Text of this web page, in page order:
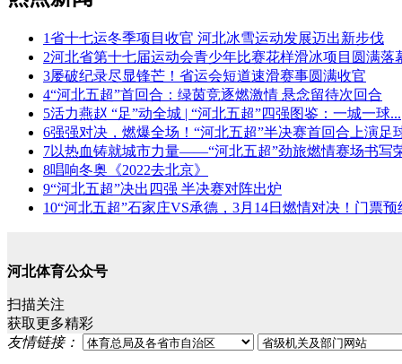
1省十七运冬季项目收官 河北冰雪运动发展迈出新步伐
2河北省第十七届运动会青少年比赛花样滑冰项目圆满落
3屡破纪录尽显锋芒！省运会短道速滑赛事圆满收官
4“河北五超”首回合：绿茵竞逐燃激情 悬念留待次回合
5活力燕赵 “足”动全城 | “河北五超”四强图鉴：一城一球...
6强强对决，燃爆全场！“河北五超”半决赛首回合上演足
7以热血铸就城市力量——“河北五超”劲旅燃情赛场书写
8唱响冬奥《2022去北京》
9“河北五超”决出四强 半决赛对阵出炉
10“河北五超”石家庄VS承德，3月14日燃情对决！门票预
河北体育公众号
扫描关注
获取更多精彩
友情链接：